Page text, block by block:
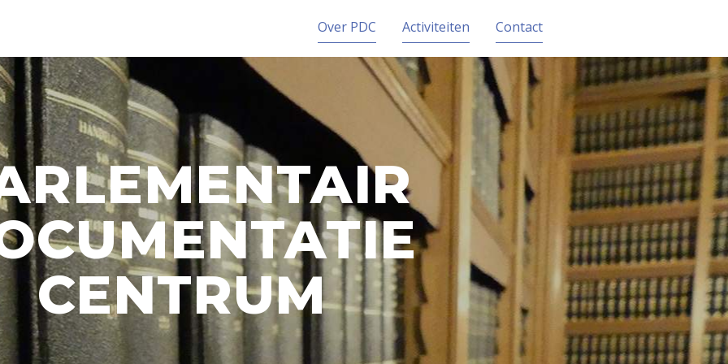
Over PDC Activiteiten Contact
CENTRUM